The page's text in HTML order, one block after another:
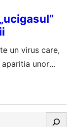
un virus care,
unor
si
imediat ce a